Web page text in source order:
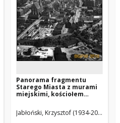
Panorama fragmentu
Starego Miasta z murami
miejskimi, kościołem
kościołem śś. Jakuba i
Mikołaja, widok lotniczy od
Jabłoński, Krzysztof (1934-2014).